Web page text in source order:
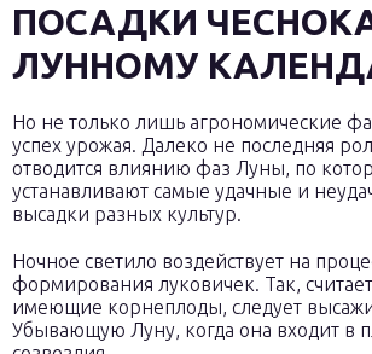
ПОСАДКИ
ЛУННОМУ
Но не только лишь агрономические
успех урожая. Далеко не последняя
отводится влиянию фаз Луны, по
устанавливают самые удачные и
высадки разных культур.
Ночное светило воздействует на
формирования луковичек. Так,
имеющие корнеплоды, следует
Убывающую Луну, когда она входит в